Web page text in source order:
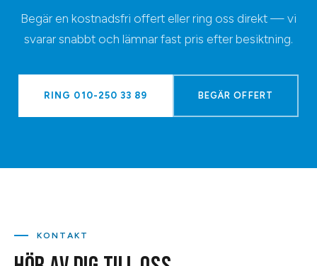
Begär en kostnadsfri offert eller ring oss direkt — vi
svarar snabbt och lämnar fast pris efter besiktning.
RING 010-250 33 89 BEGÄR OFFERT
KONTAKT